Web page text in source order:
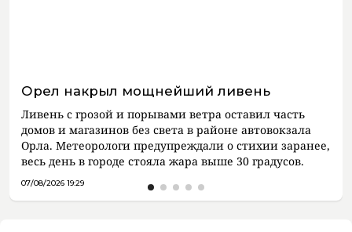
Орел накрыл мощнейший ливень
Ливень с грозой и порывами ветра оставил часть
домов и магазинов без света в районе автовокзала
Орла. Метеорологи предупреждали о стихии заранее,
весь день в городе стояла жара выше 30 градусов.
07/08/2026 19:29